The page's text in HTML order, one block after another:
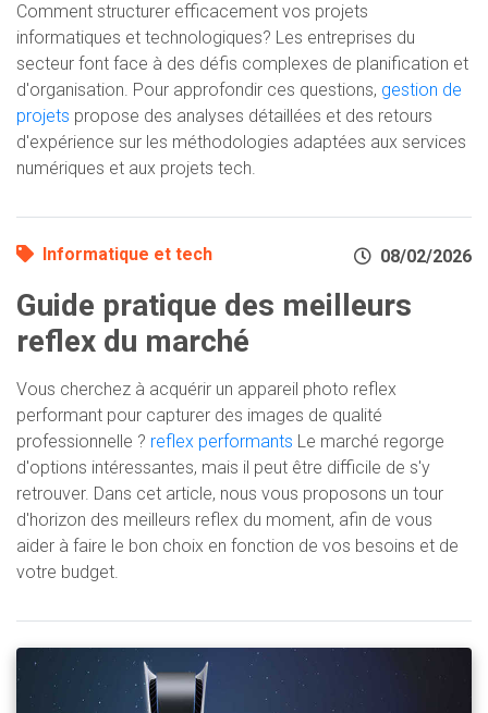
Comment structurer efficacement vos projets
informatiques et technologiques? Les entreprises du
secteur font face à des défis complexes de planification et
d'organisation. Pour approfondir ces questions, gestion de
projets propose des analyses détaillées et des retours
d'expérience sur les méthodologies adaptées aux services
numériques et aux projets tech.
Informatique et tech 08/02/2026
Guide pratique des meilleurs
reflex du marché
Vous cherchez à acquérir un appareil photo reflex
performant pour capturer des images de qualité
professionnelle ? reflex performants Le marché regorge
d'options intéressantes, mais il peut être difficile de s'y
retrouver. Dans cet article, nous vous proposons un tour
d'horizon des meilleurs reflex du moment, afin de vous
aider à faire le bon choix en fonction de vos besoins et de
votre budget.